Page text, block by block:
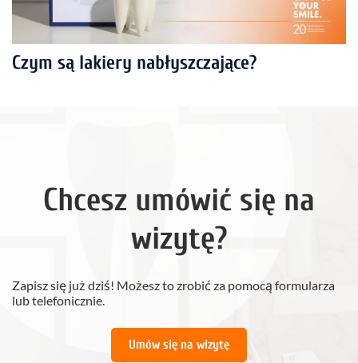
Czym są lakiery nabłyszczające?
Chcesz umówić się na
wizytę?
Zapisz się już dziś! Możesz to zrobić za pomocą formularza
lub telefonicznie.
Umów się na wizytę